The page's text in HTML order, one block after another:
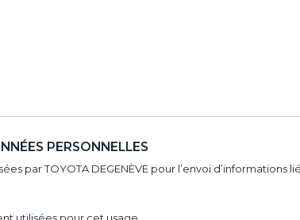
PERSONNELLES
par TOYOTA DEGENÈVE pour l’envoi